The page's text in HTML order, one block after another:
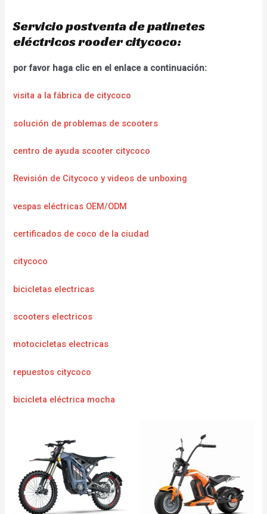
Servicio postventa de patinetes
eléctricos rooder citycoco:
por favor haga clic en el enlace a continuación:
visita a la fábrica de citycoco
solución de problemas de scooters
centro de ayuda scooter citycoco
Revisión de Citycoco y videos de unboxing
vespas eléctricas OEM/ODM
certificados de coco de la ciudad
citycoco
bicicletas electricas
scooters electricos
motocicletas electricas
repuestos citycoco
bicicleta eléctrica mocha